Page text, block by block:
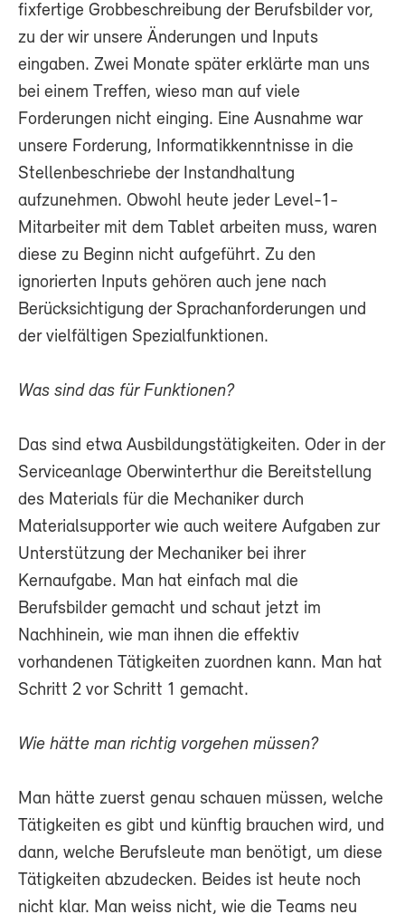
fixfertige Grobbeschreibung der Berufsbilder vor,
zu der wir unsere Änderungen und Inputs
eingaben. Zwei Monate später erklärte man uns
bei einem Treffen, wieso man auf viele
Forderungen nicht einging. Eine Ausnahme war
unsere Forderung, Informatikkenntnisse in die
Stellenbeschriebe der Instandhaltung
aufzunehmen. Obwohl heute jeder Level-1-
Mitarbeiter mit dem Tablet arbeiten muss, waren
diese zu Beginn nicht aufgeführt. Zu den
ignorierten Inputs gehören auch jene nach
Berücksichtigung der Sprachanforderungen und
der vielfältigen Spezialfunktionen.
Was sind das für Funktionen?
Das sind etwa Ausbildungstätigkeiten. Oder in der
Serviceanlage Oberwinterthur die Bereitstellung
des Materials für die Mechaniker durch
Materialsupporter wie auch weitere Aufgaben zur
Unterstützung der Mechaniker bei ihrer
Kernaufgabe. Man hat einfach mal die
Berufsbilder gemacht und schaut jetzt im
Nachhinein, wie man ihnen die effektiv
vorhandenen Tätigkeiten zuordnen kann. Man hat
Schritt 2 vor Schritt 1 gemacht.
Wie hätte man richtig vorgehen müssen?
Man hätte zuerst genau schauen müssen, welche
Tätigkeiten es gibt und künftig brauchen wird, und
dann, welche Berufsleute man benötigt, um diese
Tätigkeiten abzudecken. Beides ist heute noch
nicht klar. Man weiss nicht, wie die Teams neu